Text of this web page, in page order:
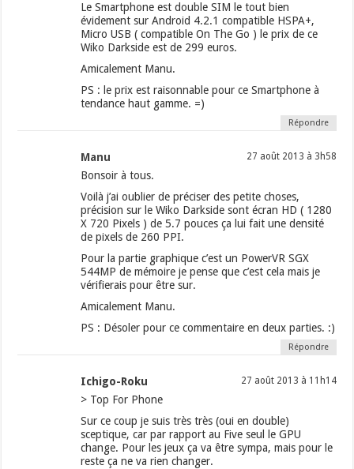
Le Smartphone est double SIM le tout bien
évidement sur Android 4.2.1 compatible HSPA+,
Micro USB ( compatible On The Go ) le prix de ce
Wiko Darkside est de 299 euros.
Amicalement Manu.
PS : le prix est raisonnable pour ce Smartphone à
tendance haut gamme. =)
Répondre
Manu 27 août 2013 à 3h58
Bonsoir à tous.
Voilà j’ai oublier de préciser des petite choses,
précision sur le Wiko Darkside sont écran HD ( 1280
X 720 Pixels ) de 5.7 pouces ça lui fait une densité
de pixels de 260 PPI.
Pour la partie graphique c’est un PowerVR SGX
544MP de mémoire je pense que c’est cela mais je
vérifierais pour être sur.
Amicalement Manu.
PS : Désoler pour ce commentaire en deux parties. :)
Répondre
Ichigo-Roku 27 août 2013 à 11h14
> Top For Phone
Sur ce coup je suis très très (oui en double)
sceptique, car par rapport au Five seul le GPU
change. Pour les jeux ça va être sympa, mais pour le
reste ça ne va rien changer.